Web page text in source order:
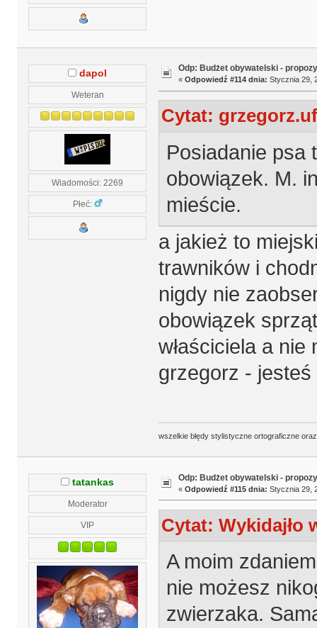
dapol
Weteran
Wiadomości: 2269
Płeć:
Odp: Budżet obywatelski -
« Odpowiedź #114 dnia: Stycznia 29,
Cytat:
Posiadanie psa
obowiązek. M.
mieście.
a jakież to
trawników i
nigdy nie
obowiązek
właściciela a
grzegorz - jesteś
wszelkie błędy stylistyczne ortograficzne
tatankas
Moderator
VIP
Odp: Budżet obywatelski -
« Odpowiedź #115 dnia: Stycznia 29,
Cytat: Wykidajło
A moim
nie możesz
zwierzaka.